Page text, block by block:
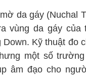
da gáy (Nuchal
vùng da gáy của
Down. Kỹ thuật đo
một số
âm đạo cho